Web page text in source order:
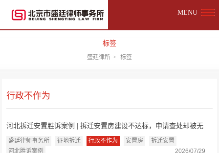
MENU
标签
盛廷律所 > 标签
行政不作为
河北拆迁安置胜诉案例 | 拆迁安置房建设不达标，申请查处却被无
视？市政府：...
盛廷律师事务所 征地拆迁 行政不作为 安置房
拆迁安置
河北胜诉案例
2026/07/29